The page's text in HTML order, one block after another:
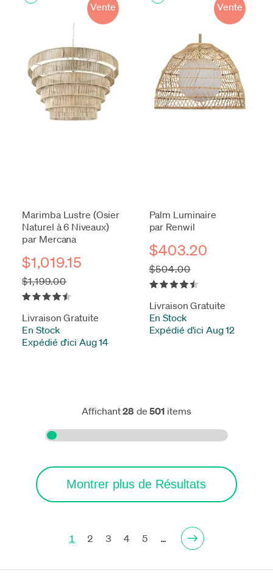
Vente
Marimba Lustre (Osier
Naturel à 6 Niveaux)
par Mercana
$1,019.15
$1,199.00
Livraison Gratuite
En Stock
Expédié d'ici Aug 14
Vente
Palm Luminaire
par Renwil
$403.20
$504.00
Livraison Gratuite
En Stock
Expédié d'ici Aug 12
Affichant28 de501 items
Montrer plus de Résultats
1 2 3 4 5 …